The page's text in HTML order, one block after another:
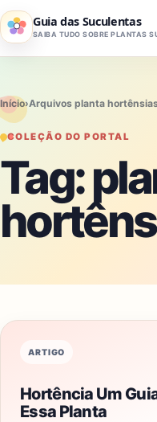
Pular para o conteúdo
Guia das Suculentas
Início›Arquivos planta
COLEÇÃO DO PORTAL
Tag:
ARTIGO
Hortência Um
Essa Planta